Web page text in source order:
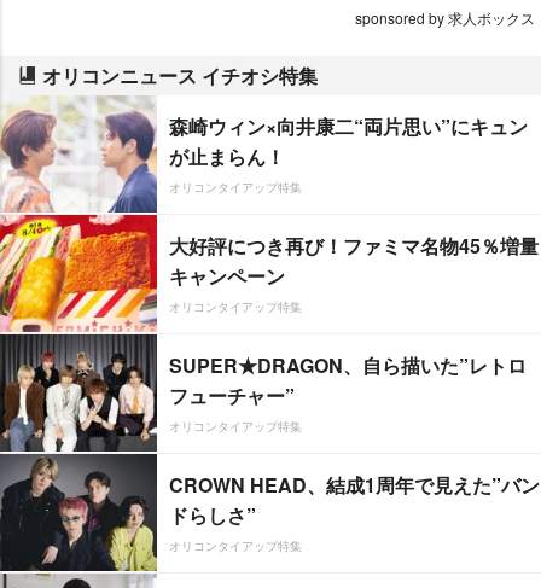
sponsored by 求人ボックス
オリコンニュース イチオシ特集
森崎ウィン×向井康二“両片思い”にキュン
が止まらん！
オリコンタイアップ特集
大好評につき再び！ファミマ名物45％増量
キャンペーン
オリコンタイアップ特集
SUPER★DRAGON、自ら描いた”レトロ
フューチャー”
オリコンタイアップ特集
CROWN HEAD、結成1周年で見えた”バン
ドらしさ”
オリコンタイアップ特集